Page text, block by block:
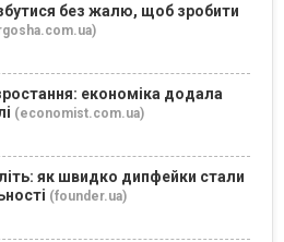
без жалю, щоб зробити
економіка додала
(economist.com.ua)
як швидко дипфейки стали
(founder.ua)